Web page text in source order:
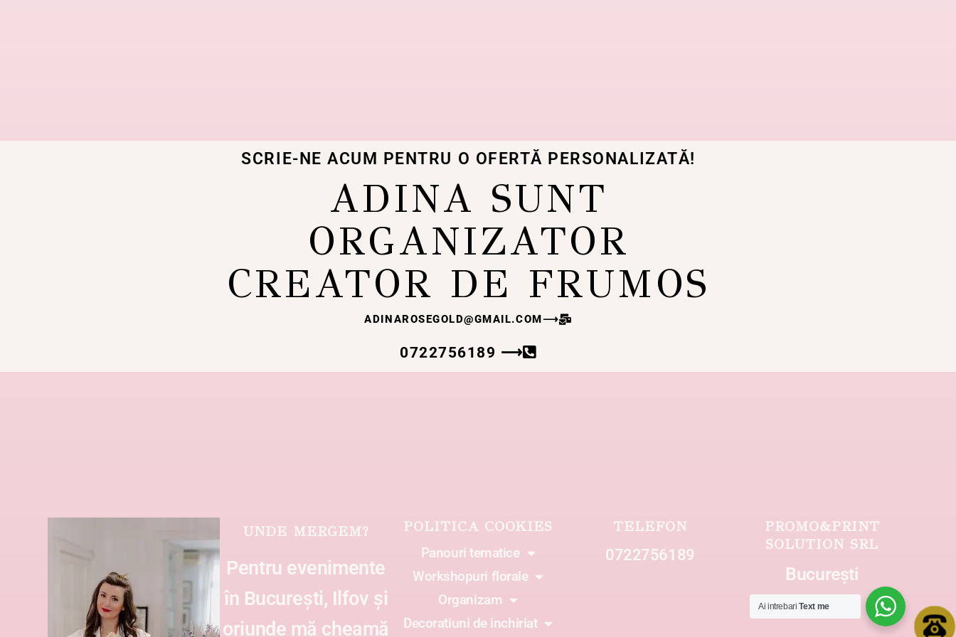
SCRIE-NE ACUM PENTRU O OFERTĂ PERSONALIZATĂ!
ADINA SUNT
ORGANIZATOR
CREATOR DE FRUMOS
ADINAROSEGOLD@GMAIL.COM⟶
0722756189 ⟶
UNDE MERGEM?
Pentru evenimente
în București, Ilfov și
oriunde mă cheamă
POLITICA COOKIES
Panouri tematice
Workshopuri florale
Organizam
Decoratiuni de inchiriat
TELEFON
0722756189
PROMO&PRINT
SOLUTION SRL
București
Ai intrebariText me